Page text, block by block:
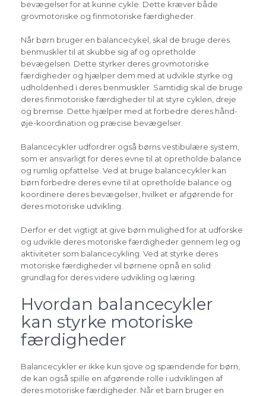
bevægelser for at kunne cykle. Dette kræver både
grovmotoriske og finmotoriske færdigheder.
Når børn bruger en balancecykel, skal de bruge deres
benmuskler til at skubbe sig af og opretholde
bevægelsen. Dette styrker deres grovmotoriske
færdigheder og hjælper dem med at udvikle styrke og
udholdenhed i deres benmuskler. Samtidig skal de bruge
deres finmotoriske færdigheder til at styre cyklen, dreje
og bremse. Dette hjælper med at forbedre deres hånd-
øje-koordination og præcise bevægelser.
Balancecykler udfordrer også børns vestibulære system,
som er ansvarligt for deres evne til at opretholde balance
og rumlig opfattelse. Ved at bruge balancecykler kan
børn forbedre deres evne til at opretholde balance og
koordinere deres bevægelser, hvilket er afgørende for
deres motoriske udvikling.
Derfor er det vigtigt at give børn mulighed for at udforske
og udvikle deres motoriske færdigheder gennem leg og
aktiviteter som balancecykling. Ved at styrke deres
motoriske færdigheder vil børnene opnå en solid
grundlag for deres videre udvikling og læring.
Hvordan balancecykler
kan styrke motoriske
færdigheder
Balancecykler er ikke kun sjove og spændende for børn,
de kan også spille en afgørende rolle i udviklingen af
deres motoriske færdigheder. Når et barn bruger en